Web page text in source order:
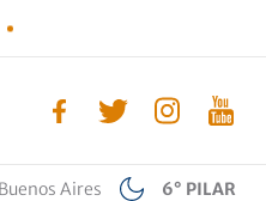
Aires 6° PILAR